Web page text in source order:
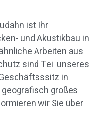
ist Ihr
und Akustikbau in
Arbeiten aus
sind Teil unseres
in
großes
wir Sie über